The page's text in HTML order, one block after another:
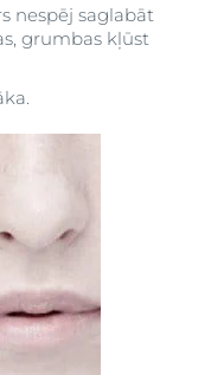
nespēj saglabāt
grumbas kļūst